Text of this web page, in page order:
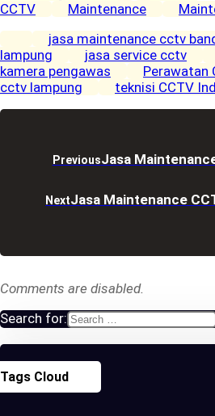
CCTV
Maintenance
jasa maintenance cctv
lampung
jasa service cctv
kamera pengawas
Perawatan
cctv lampung
teknisi CCTV
PreviousJasa
NextJasa Maintenance
Comments are disabled.
Search for:
Tags Cloud